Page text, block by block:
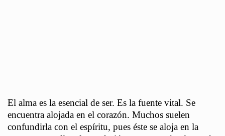
El alma es la esencial de ser. Es la fuente vital. Se
encuentra alojada en el corazón. Muchos suelen
confundirla con el espíritu, pues éste se aloja en la